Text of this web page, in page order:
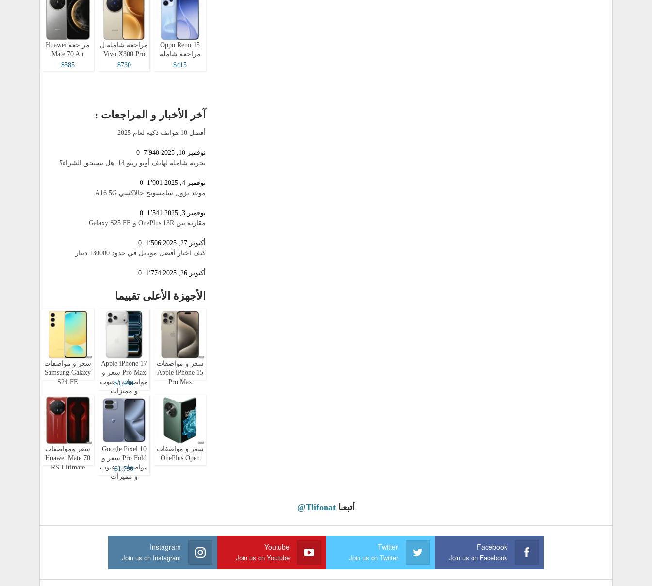
Oppo Reno 15
مراجعة شاملة
$415
مراجعة شاملة ل
Vivo X300 Pro
$730
مراجعة Huawei
Mate 70 Air
$585
آخر الأخبار و المراجعات :
أفضل 10 هواتف ذكية لعام 2025
نوفمبر 10, 2025 7٬940
تجربة شاملة لهاتف أوبو رينو 14: هل يستحق الشراء؟
نوفمبر 4, 2025 1٬901
موعد نزول سامسونج جالاكسي A16 5G
نوفمبر 3, 2025 1٬541
مقارنة بين OnePlus 13R و Galaxy S25 FE
أكتوبر 27, 2025 1٬506
كيف اختار أفضل موبايل في حدود 130000 دينار
أكتوبر 26, 2025 1٬774
الأجهزة الأعلى تقييما
سعر و مواصفات
Apple iPhone 15
Pro Max
Apple iPhone 17
Pro Max سعر و
مواصفات / عيوب
و مميزات
$1,990
سعر و مواصفات
Samsung Galaxy
S24 FE
سعر و مواصفات
OnePlus Open
Google Pixel 10
Pro Fold سعر و
مواصفات / عيوب
و مميزات
$1,790
سعر ومواصفات
Huawei Mate 70
RS Ultimate
أتبعنا @Tlifonat
Facebook
Join us on Facebook
Twitter
Join us on Twitter
Youtube
Join us on Youtube
Instagram
Join us on Instagram